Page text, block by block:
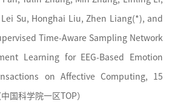
Lei Su, Honghai Liu, Zhen Liang(*), and
Time-Aware Sampling Network
Learning for EEG-Based Emotion
on Affective Computing, 15
中国科学院一区TOP）